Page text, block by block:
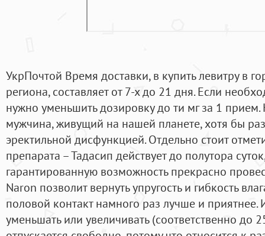
УкрПочтой Время доставки, в купить левитру в
региона, составляет от 7-х до 21 дня. Если
нужно уменьшить дозировку до ти мг за 1
мужчина, живущий на нашей планете, хотя бы
эректильной дисфункцией. Отдельно стоит
препарата – Тадасип действует до полутора
гарантированную возможность прекрасно
Naron позволит вернуть упругость и гибкость
половой контакт намного раз лучше и
уменьшать или увеличивать (соответственно до